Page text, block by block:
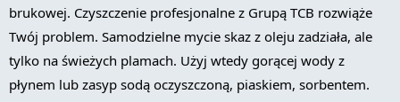
brukowej. Czyszczenie profesjonalne z Grupą TCB rozwiąże
Twój problem. Samodzielne mycie skaz z oleju zadziała, ale
tylko na świeżych plamach. Użyj wtedy gorącej wody z
płynem lub zasyp sodą oczyszczoną, piaskiem, sorbentem.